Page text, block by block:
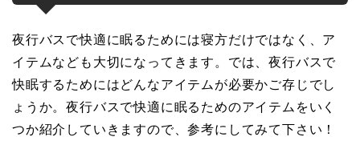
夜行バスで快適に眠るためには寝方だけではなく、ア
イテムなども大切になってきます。では、夜行バスで
快眠するためにはどんなアイテムが必要かご存じでし
ょうか。夜行バスで快適に眠るためのアイテムをいく
つか紹介していきますので、参考にしてみて下さい！